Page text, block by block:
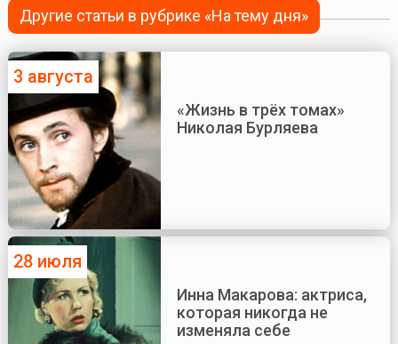
Другие статьи в рубрике «На тему дня»
3 августа
«Жизнь в трёх томах»
Николая Бурляева
28 июля
Инна Макарова: актриса,
которая никогда не
изменяла себе